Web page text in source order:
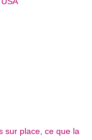
sur place, ce que la